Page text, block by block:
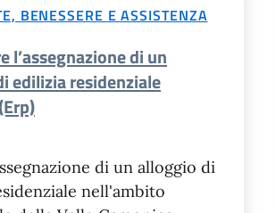
BENESSERE E ASSISTENZA
l’assegnazione di un
edilizia residenziale
di un alloggio di
nell'ambito